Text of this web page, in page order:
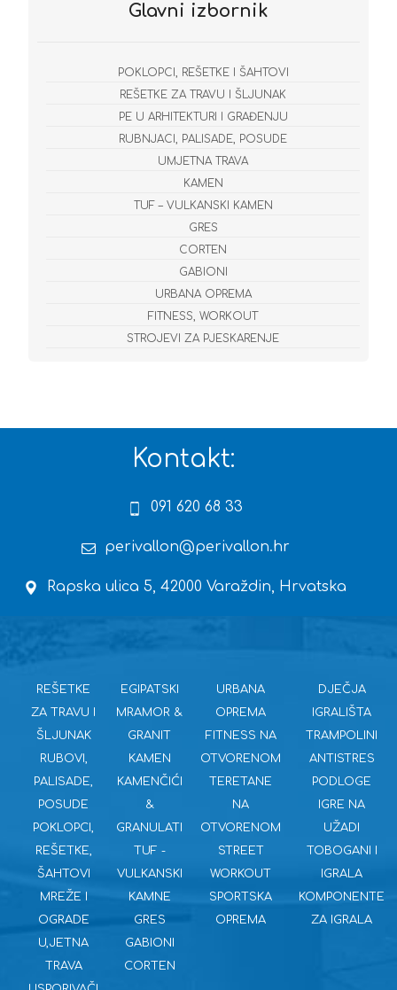
Glavni izbornik
POKLOPCI, REŠETKE I ŠAHTOVI
REŠETKE ZA TRAVU I ŠLJUNAK
PE U ARHITEKTURI I GRAĐENJU
RUBNJACI, PALISADE, POSUDE
UMJETNA TRAVA
KAMEN
TUF – VULKANSKI KAMEN
GRES
CORTEN
GABIONI
URBANA OPREMA
FITNESS, WORKOUT
STROJEVI ZA PJESKARENJE
Kontakt:
091 620 68 33
perivallon@perivallon.hr
Rapska ulica 5, 42000 Varaždin, Hrvatska
REŠETKE
ZA TRAVU I
ŠLJUNAK
RUBOVI,
PALISADE,
POSUDE
POKLOPCI,
REŠETKE,
ŠAHTOVI
MREŽE I
OGRADE
U,JETNA
TRAVA
EGIPATSKI
MRAMOR &
GRANIT
KAMEN
KAMENČIĆI
&
GRANULATI
TUF -
VULKANSKI
KAMNE
GRES
GABIONI
CORTEN
URBANA
OPREMA
FITNESS NA
OTVORENOM
TERETANE
NA
OTVORENOM
STREET
WORKOUT
SPORTSKA
OPREMA
DJEČJA
IGRALIŠTA
TRAMPOLINI
ANTISTRES
PODLOGE
IGRE NA
UŽADI
TOBOGANI I
IGRALA
KOMPONENTE
ZA IGRALA